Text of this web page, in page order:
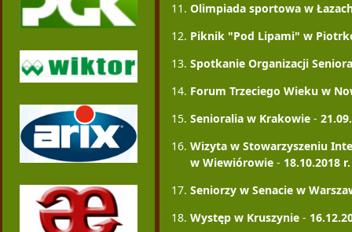
Olimpiada sportowa w
Piknik "Pod Lipami" w
Spotkanie Organizacji
Forum Trzeciego Wieku w
Senioralia w Krakowie-
Wizyta w Stowarzyszeniu
w Wiewiórowie- 18.10.2018 r.
Seniorzy w Senacie w
Występ w Kruszynie-